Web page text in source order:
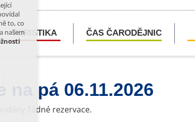
TURISTIKA ČAS ČARODĚJNIC
na pá 06.11.2026
žádné rezervace.
to, co
našem